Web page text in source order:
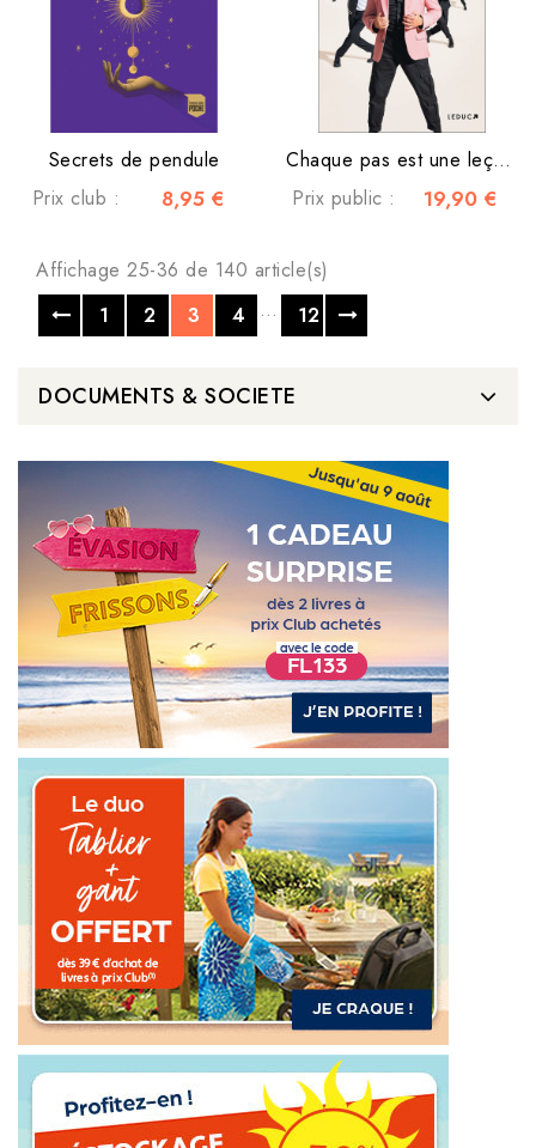
Secrets de pendule
Prix club :
8,95 €
Chaque pas est une leçon de vie
Prix public :
19,90 €
Affichage 25-36 de 140 article(s)
1
2 3 4 … 12
DOCUMENTS & SOCIETE